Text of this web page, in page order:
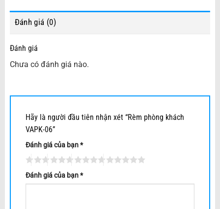
Đánh giá (0)
Đánh giá
Chưa có đánh giá nào.
Hãy là người đầu tiên nhận xét “Rèm phòng khách
VAPK-06”
Đánh giá của bạn*
Đánh giá của bạn*